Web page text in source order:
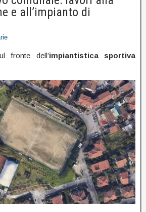
e all’impianto di
fronte dell’impiantistica sportiva